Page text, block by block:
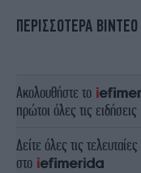
ΠΕΡΙΣΣΟΤΕΡΑ ΒΙΝΤΕΟ
Ακολουθήστε το
πρώτοι όλες τις ειδήσεις
Δείτε όλες τις τελευταίες
στο